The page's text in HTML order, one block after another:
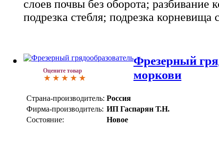
слоев почвы без оборота; разбивание
подрезка стебля; подрезка корневища
Оцените товар
Фрезерный
моркови
Страна-производитель: Россия
Фирма-производитель: ИП Гаспарян Т.Н.
Состояние:
Новое